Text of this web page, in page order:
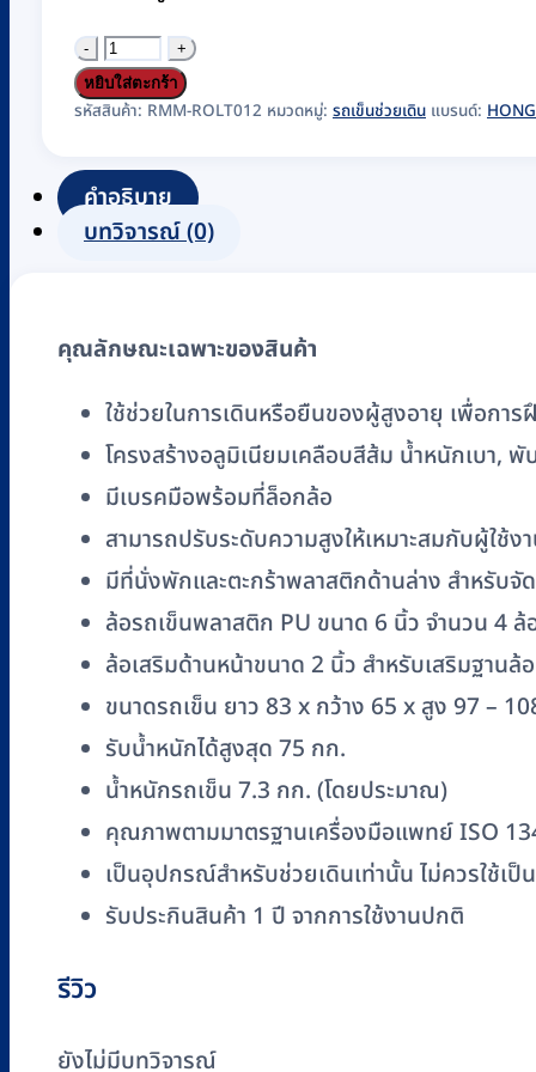
จำนวน
รถ
เข็น
เดิน
(Rollator)
พับ
เก็บ
ได้
HONGKAI
รุ่น
PHW9148L
ชิ้น
หยิบใส่ตะกร้า
รหัสสินค้า: RMM-ROLT012 หมวดหมู่: รถเข็นช่วยเดิน แบรนด์:
คำอธิบาย
บทวิจารณ์ (0)
คุณลักษณะเฉพาะของสินค้า
ใช้ช่วยในการเดินหรือยืนของผู้สูงอายุ เพื่อก
โครงสร้างอลูมิเนียมเคลือบสีส้ม น้ำหนักเบา, พั
มีเบรคมือพร้อมที่ล็อกล้อ
สามารถปรับระดับความสูงให้เหมาะสมกับผู้ใช้ง
มีที่นั่งพักและตะกร้าพลาสติกด้านล่าง สำหรับจั
ล้อรถเข็นพลาสติก PU ขนาด 6 นิ้ว จำนวน 4 ล้
ล้อเสริมด้านหน้าขนาด 2 นิ้ว สำหรับเสริมฐาน
ขนาดรถเข็น ยาว 83 x กว้าง 65 x สูง 97 –
รับน้ำหนักได้สูงสุด 75 กก.
น้ำหนักรถเข็น 7.3 กก. (โดยประมาณ)
คุณภาพตามมาตรฐานเครื่องมือแพทย์ ISO
เป็นอุปกรณ์สำหรับช่วยเดินเท่านั้น ไม่ควรใช้เป็
รับประกินสินค้า 1 ปี จากการใช้งานปกติ
รีวิว
ยังไม่มีบทวิจารณ์